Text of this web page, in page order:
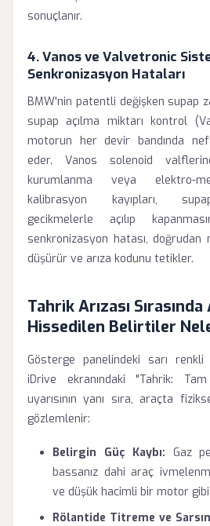
sonuçlanır.
4. Vanos ve Valvetronic
Senkronizasyon Hataları
BMW'nin patentli değişken supap
supap açılma miktarı kontrol
motorun her devir bandında
eder. Vanos solenoid
kurumlanma veya elektro-
kalibrasyon kayıpları,
gecikmelerle açılıp
senkronizasyon hatası, doğrudan
düşürür ve arıza kodunu tetikler.
Tahrik Arızası
Hissedilen Belirtiler
Gösterge panelindeki sarı
iDrive ekranındaki "Tahrik:
uyarısının yanı sıra, araçta
gözlemlenir:
Belirgin Güç Kaybı: Gaz
bassanız dahi araç
ve düşük hacimli bir motor
Rölantide Titreme ve